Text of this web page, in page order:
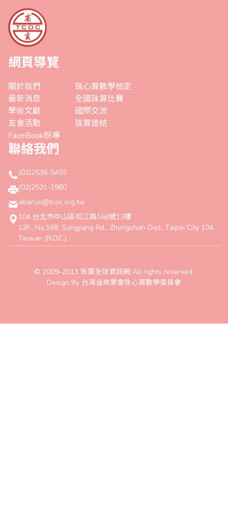
網頁導覽
關於我們
最新消息
學術文獻
友會活動
FaceBook粉專
珠心算數學檢定
全國珠算比賽
國際交流
珠算連結
聯絡我們
(02)2536-5455
(02)2521-1980
abacus@tcoc.org.tw
104 台北市中山區松江路168號13樓
13F., No.168, Songjiang Rd., Zhongshan Dist., Taipei City 104,
Taiwan (R.O.C.)
© 2009–2013 珠算全球資訊網 All rights reserved.
Design By 台灣省商業會珠心算數學委員會